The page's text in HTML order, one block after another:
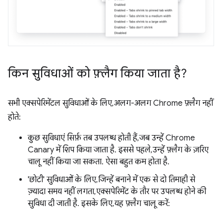
किन सुविधाओं को फ़्लैग किया जाता है?
सभी एक्सपेरिमेंटल सुविधाओं के लिए, अलग-अलग Chrome फ़्लैग नहीं
होते:
कुछ सुविधाएं सिर्फ़ तब उपलब्ध होती हैं, जब उन्हें Chrome
Canary में शिप किया जाता है. इससे पहले, उन्हें फ़्लैग के ज़रिए
चालू नहीं किया जा सकता. ऐसा बहुत कम होता है.
'छोटी' सुविधाओं के लिए, जिन्हें बनाने में एक से दो तिमाही से
ज़्यादा समय नहीं लगता, एक्सपेरिमेंट के तौर पर उपलब्ध होने की
सुविधा दी जाती है. इसके लिए, यह फ़्लैग चालू करें: